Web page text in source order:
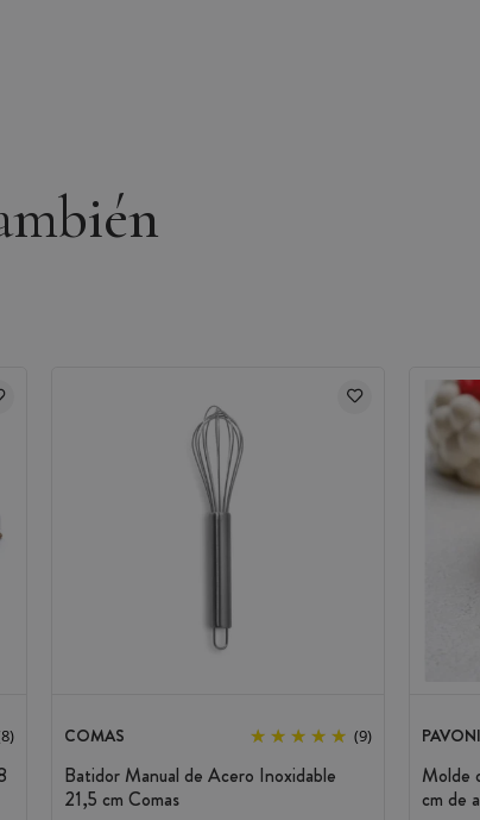
COMAS (9)
Batidor Manual de Acero Inoxidable
21,5 cm Comas
PAVONI
Molde
cm de